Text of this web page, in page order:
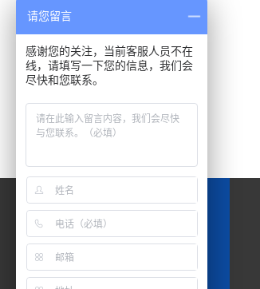
请您留言
感谢您的关注，当前客服人员不在
线，请填写一下您的信息，我们会
尽快和您联系。